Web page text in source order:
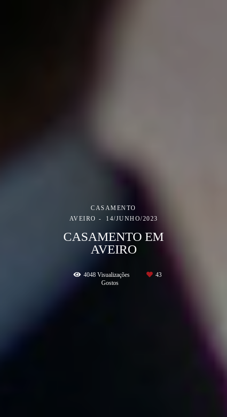
CASAMENTO
AVEIRO
14/JUNHO/2023
CASAMENTO EM
AVEIRO
4048Visualizações
43
Gostos